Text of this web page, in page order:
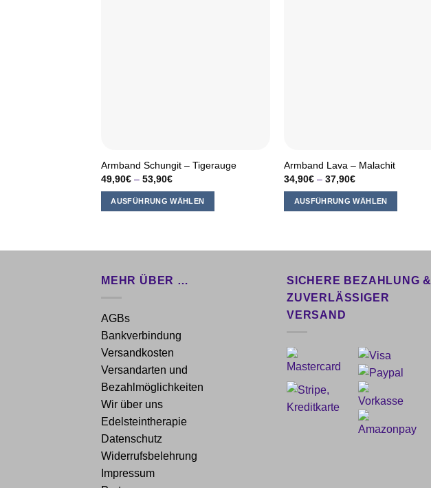
Armband Schungit – Tigerauge
49,90€– 53,90€
AUSFÜHRUNG WÄHLEN
weist
Varianten
Optionen
können
auf
der
Produktseite
gewählt
werden
Armband Lava – Malachit
34,90€ –37,90€
AUSFÜHRUNG WÄHLEN
weist
Varianten
auf.
Die
auf
der
Produktseite
gewählt
MEHR ÜBER …
AGBs
Bankverbindung
Versandkosten
Versandarten und
Bezahlmöglichkeiten
Wir über uns
Edelsteintherapie
Datenschutz
Widerrufsbelehrung
Impressum
SICHERE BEZAHLUNG &
ZUVERLÄSSIGER
VERSAND